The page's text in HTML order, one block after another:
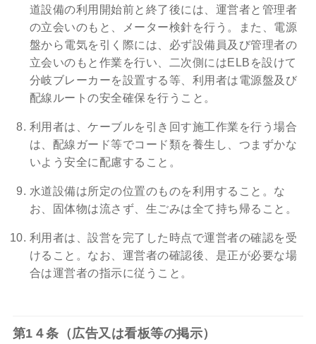
道設備の利用開始前と終了後には、運営者と管理者
の立会いのもと、メーター検針を行う。また、電源
盤から電気を引く際には、必ず設備員及び管理者の
立会いのもと作業を行い、二次側にはELBを設けて
分岐ブレーカーを設置する等、利用者は電源盤及び
配線ルートの安全確保を行うこと。
利用者は、ケーブルを引き回す施工作業を行う場合
は、配線ガード等でコード類を養生し、つまずかな
いよう安全に配慮すること。
水道設備は所定の位置のものを利用すること。な
お、固体物は流さず、生ごみは全て持ち帰ること。
利用者は、設営を完了した時点で運営者の確認を受
けること。なお、運営者の確認後、是正が必要な場
合は運営者の指示に従うこと。
第1４条（広告又は看板等の掲示）